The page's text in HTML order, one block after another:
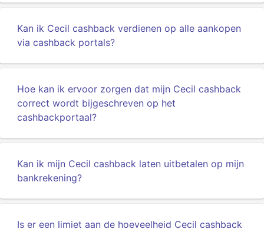
Kan ik Cecil cashback verdienen op alle aankopen
via cashback portals?
Hoe kan ik ervoor zorgen dat mijn Cecil cashback
correct wordt bijgeschreven op het
cashbackportaal?
Kan ik mijn Cecil cashback laten uitbetalen op mijn
bankrekening?
Is er een limiet aan de hoeveelheid Cecil cashback